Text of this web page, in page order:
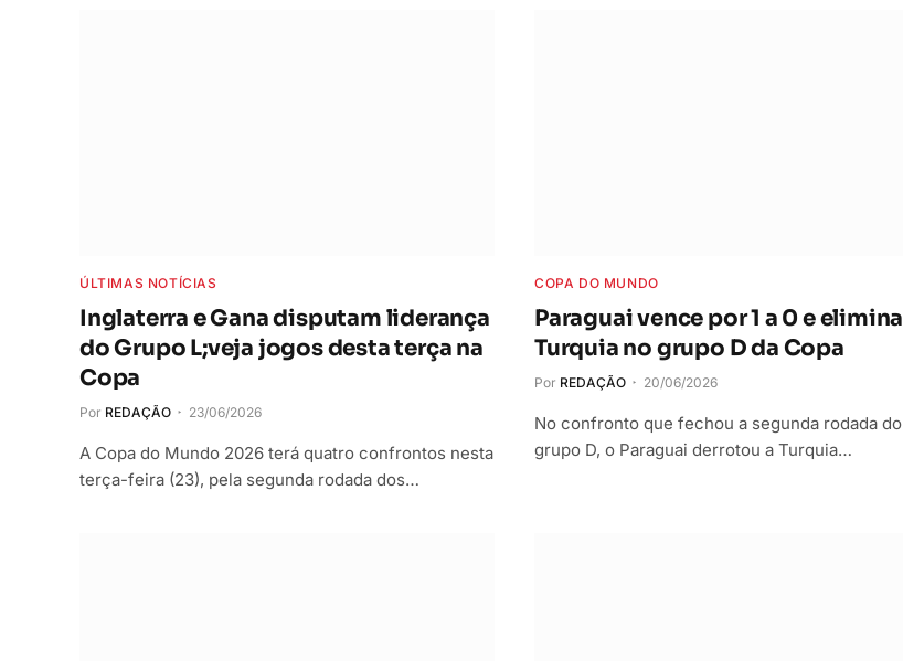
ÚLTIMAS NOTÍCIAS
Inglaterra e Gana disputam liderança
do Grupo L;veja jogos desta terça na
Copa
Por REDAÇÃO 23/06/2026
A Copa do Mundo 2026 terá quatro confrontos nesta
terça-feira (23), pela segunda rodada dos…
COPA DO MUNDO
Paraguai vence por 1 a 0 e elimina
Turquia no grupo D da Copa
Por REDAÇÃO 20/06/2026
No confronto que fechou a segunda rodada do
grupo D, o Paraguai derrotou a Turquia…